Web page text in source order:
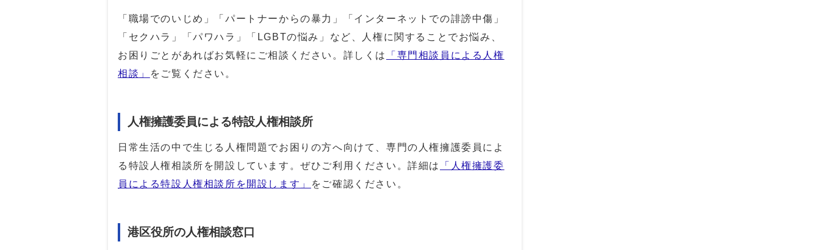
「職場でのいじめ」「パートナーからの暴力」「インターネットでの誹謗中傷」
「セクハラ」「パワハラ」「LGBTの悩み」など、人権に関することでお悩み、
お困りごとがあればお気軽にご相談ください。詳しくは
「専門相談員による人権
相談」
をご覧ください。
人権擁護委員による特設人権相談所
日常生活の中で生じる人権問題でお困りの方へ向けて、専門の人権擁護委員によ
る特設人権相談所を開設しています。ぜひご利用ください。詳細は
「人権擁護委
員による特設人権相談所を開設します」
をご確認ください。
港区役所の人権相談窓口